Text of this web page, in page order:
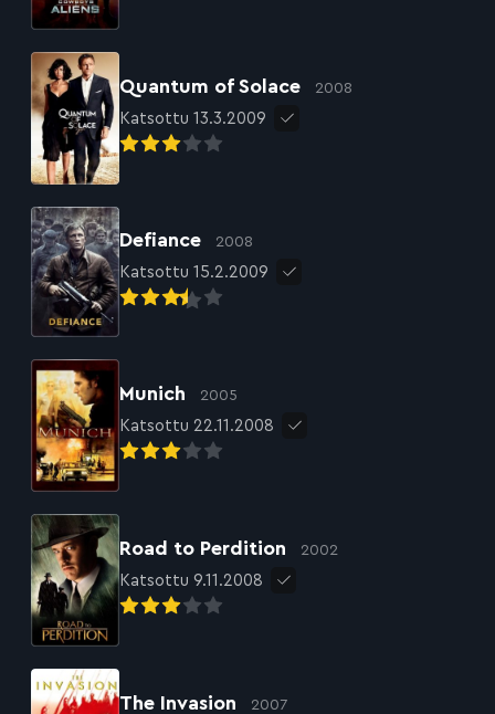
Quantum of Solace 2008
Katsottu 13.3.2009
Defiance 2008
Katsottu 15.2.2009
Munich 2005
Katsottu 22.11.2008
Road to Perdition 2002
Katsottu 9.11.2008
The Invasion 2007